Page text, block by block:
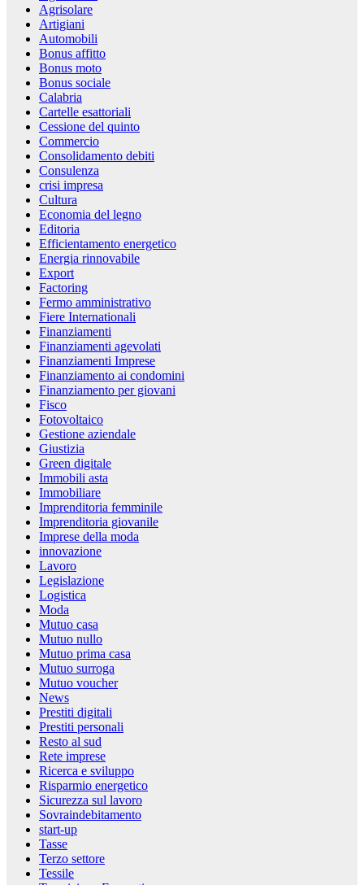
Agrisolare
Artigiani
Automobili
Bonus affitto
Bonus moto
Bonus sociale
Calabria
Cartelle esattoriali
Cessione del quinto
Commercio
Consolidamento debiti
Consulenza
crisi impresa
Cultura
Economia del legno
Editoria
Efficientamento energetico
Energia rinnovabile
Export
Factoring
Fermo amministrativo
Fiere Internationali
Finanziamenti
Finanziamenti agevolati
Finanziamenti Imprese
Finanziamento ai condomini
Finanziamento per giovani
Fisco
Fotovoltaico
Gestione aziendale
Giustizia
Green digitale
Immobili asta
Immobiliare
Imprenditoria femminile
Imprenditoria giovanile
Imprese della moda
innovazione
Lavoro
Legislazione
Logistica
Moda
Mutuo casa
Mutuo nullo
Mutuo prima casa
Mutuo surroga
Mutuo voucher
News
Prestiti digitali
Prestiti personali
Resto al sud
Rete imprese
Ricerca e sviluppo
Risparmio energetico
Sicurezza sul lavoro
Sovraindebitamento
start-up
Tasse
Terzo settore
Tessile